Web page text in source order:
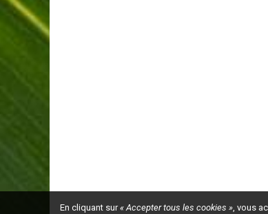
En cliquant sur« Accepter tous les cookies », vous